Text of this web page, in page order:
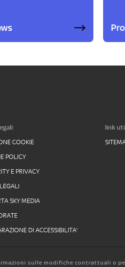
COOKIE
POLICY
E PRIVACY
SKY MEDIA
DI ACCESSIBILITA'
link
sulle modifiche contrattuali o